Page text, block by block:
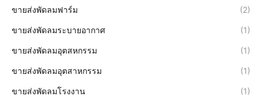
ขายส่งพัดลมฟาร์ม (2)
ขายส่งพัดลมระบายอากาศ (1)
ขายส่งพัดลมอุตสหกรรม (1)
ขายส่งพัดลมอุตสาหกรรม (1)
ขายส่งพัดลมโรงงาน (1)